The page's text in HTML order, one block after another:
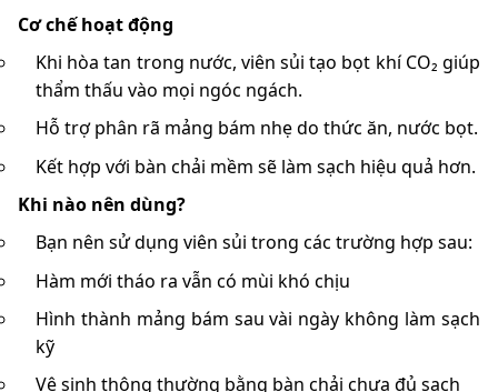
Cơ chế hoạt động
Khi hòa tan trong nước, viên sủi tạo bọt khí CO₂ giúp
thẩm thấu vào mọi ngóc ngách.
Hỗ trợ phân rã mảng bám nhẹ do thức ăn, nước bọt.
Kết hợp với bàn chải mềm sẽ làm sạch hiệu quả hơn.
Khi nào nên dùng?
Bạn nên sử dụng viên sủi trong các trường hợp sau:
Hàm mới tháo ra vẫn có mùi khó chịu
Hình thành mảng bám sau vài ngày không làm sạch
kỹ
Vệ sinh thông thường bằng bàn chải chưa đủ sạch